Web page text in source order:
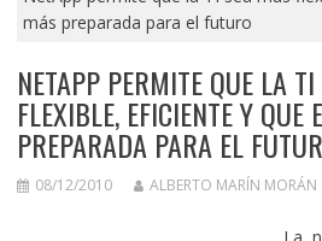
más preparada para el futuro
NETAPP PERMITE QUE LA
FLEXIBLE, EFICIENTE Y QUE
PREPARADA PARA EL
08/12/2010 ALBERTO MARÍN MORÁN